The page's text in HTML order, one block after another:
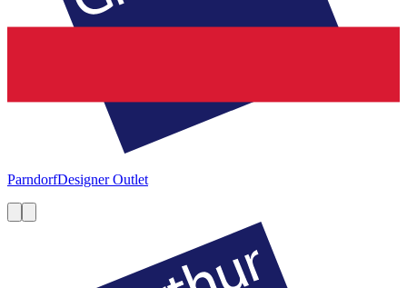
ParndorfDesigner Outlet